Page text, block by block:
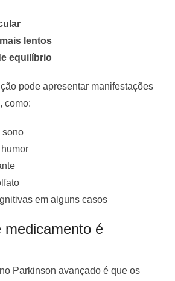
lentos
equilíbrio
pode apresentar manifestações
como:
sono
em alguns casos
medicamento é
Parkinson avançado é que os